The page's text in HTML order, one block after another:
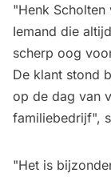
"Henk Scholten
Iemand die
scherp oog
De klant stond
op de dag van
familiebedrijf",
"Het is